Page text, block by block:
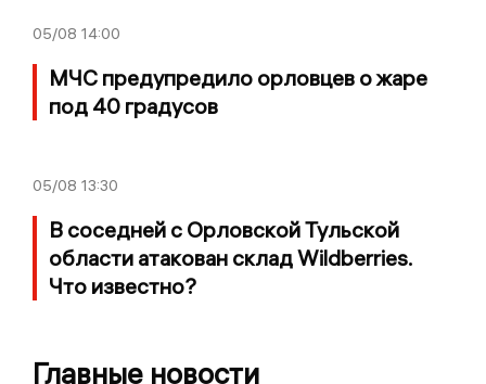
05/08 14:00
МЧС предупредило орловцев о жаре
под 40 градусов
05/08 13:30
В соседней с Орловской Тульской
области атакован склад Wildberries.
Что известно?
Главные новости